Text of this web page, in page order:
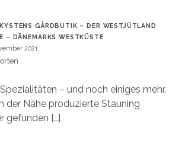
GÅRDBUTIK – DER WESTJÜTLAND
– DÄNEMARKS WESTKÜSTE
2021
– und noch einiges mehr.
der Nähe produzierte Stauning
gefunden […]